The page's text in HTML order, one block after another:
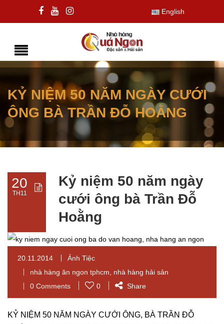
English
KỶ NIỆM 50 NĂM NGÀY CƯỚI
ÔNG BÀ TRẦN ĐỖ HOẰNG
20
TH11
Kỷ niệm 50 năm ngày
cưới ông bà Trần Đỗ
Hoằng
20.11.2014
Ảnh Tiệc
nhà hàng ăn ngon tphcm
nhà hàng hải sản
0 Comments
0 Share
KỶ NIỆM 50 NĂM NGÀY CƯỚI ÔNG, BÀ TRẦN ĐỖ